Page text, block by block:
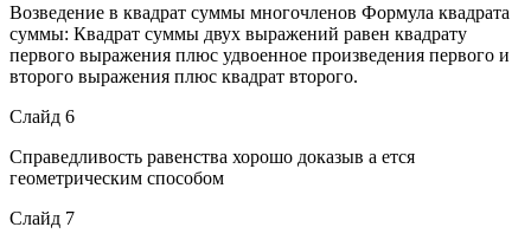
Возведение в квадрат суммы многочленов Формула квадрата
суммы: Квадрат суммы двух выражений равен квадрату
первого выражения плюс удвоенное произведения первого и
второго выражения плюс квадрат второго.
Слайд 6
Справедливость равенства хорошо доказыв а ется
геометрическим способом
Слайд 7